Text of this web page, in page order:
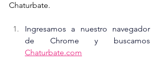
Chaturbate.
Ingresamos a nuestro navegador
de Chrome y buscamos
Chaturbate.com